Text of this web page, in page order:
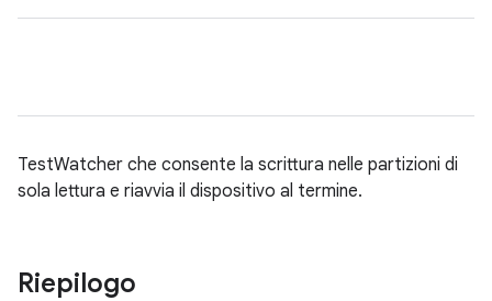
TestWatcher che consente la scrittura nelle partizioni di
sola lettura e riavvia il dispositivo al termine.
Riepilogo